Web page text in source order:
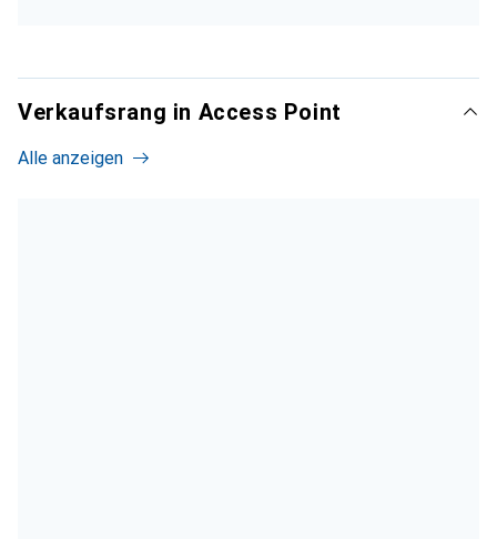
Verkaufsrang in Access Point
Alle anzeigen